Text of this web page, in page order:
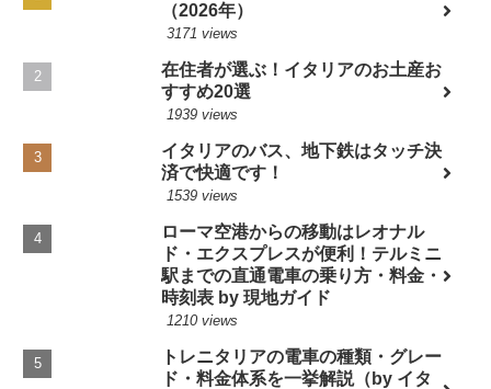
（2026年）
3171 views
在住者が選ぶ！イタリアのお土産お
すすめ20選
1939 views
イタリアのバス、地下鉄はタッチ決
済で快適です！
1539 views
ローマ空港からの移動はレオナル
ド・エクスプレスが便利！テルミニ
駅までの直通電車の乗り方・料金・
時刻表 by 現地ガイド
1210 views
トレニタリアの電車の種類・グレー
ド・料金体系を一挙解説（by イタ